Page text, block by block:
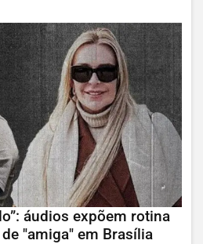
áudios expõem rotina
"amiga" em Brasília